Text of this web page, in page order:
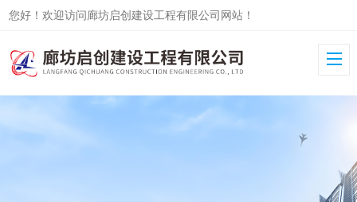
您好！欢迎访问廊坊启创建设工程有限公司网站！